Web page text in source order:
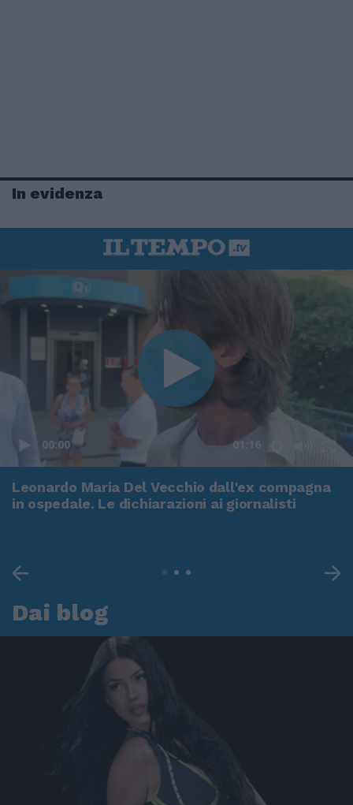
In evidenza
00:00 01:16
Leonardo Maria Del Vecchio dall'ex compagna
in ospedale. Le dichiarazioni ai giornalisti
Dai blog